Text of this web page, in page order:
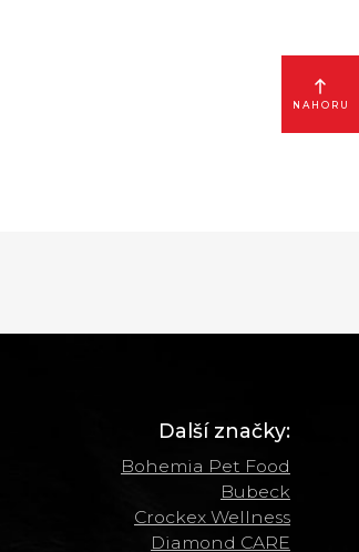
NAHORU
Další značky:
Bohemia Pet Food
Bubeck
Crockex Wellness
Diamond CARE